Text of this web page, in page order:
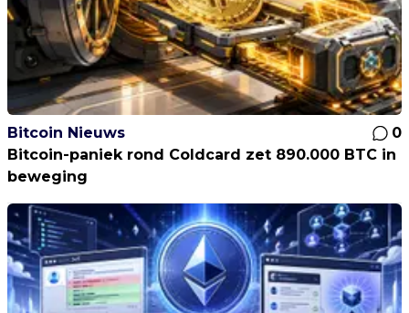
Bitcoin Nieuws
0
Bitcoin-paniek rond Coldcard zet 890.000 BTC in
beweging